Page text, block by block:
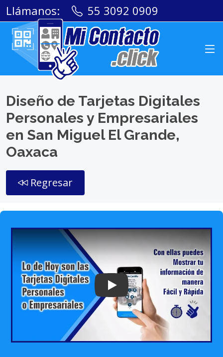
Llámanos: 55 3092 0909
Diseño de Tarjetas Digitales
Personales y Empresariales
en San Miguel El Grande,
Oaxaca
Regresar
Play: Keynote (Google I/O '18)